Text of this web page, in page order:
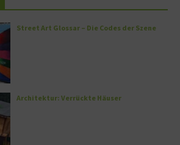
Street Art Glossar – Die Codes der Szene
Architektur: Verrückte Häuser